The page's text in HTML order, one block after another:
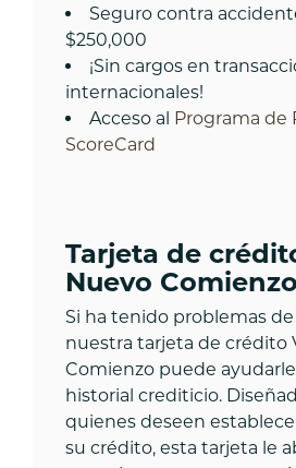
Seguro contra
$250,000
¡Sin cargos en
internacionales!
Acceso al
Programa de
ScoreCard
Tarjeta de
Nuevo Comienzo
Si ha tenido problemas
nuestra tarjeta de crédito
Comienzo puede
historial crediticio.
quienes deseen
su crédito, esta tarjeta le